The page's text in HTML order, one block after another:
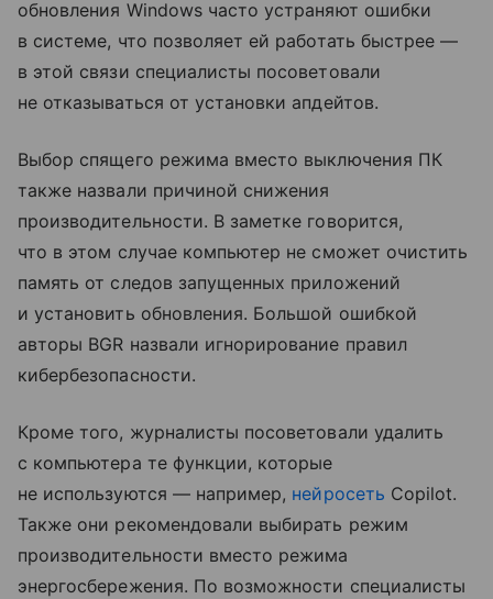
обновления Windows часто устраняют ошибки
в системе, что позволяет ей работать быстрее —
в этой связи специалисты посоветовали
не отказываться от установки апдейтов.
Выбор спящего режима вместо выключения ПК
также назвали причиной снижения
производительности. В заметке говорится,
что в этом случае компьютер не сможет очистить
память от следов запущенных приложений
и установить обновления. Большой ошибкой
авторы BGR назвали игнорирование правил
кибербезопасности.
Кроме того, журналисты посоветовали удалить
с компьютера те функции, которые
не используются — например, нейросеть Copilot.
Также они рекомендовали выбирать режим
производительности вместо режима
энергосбережения. По возможности специалисты